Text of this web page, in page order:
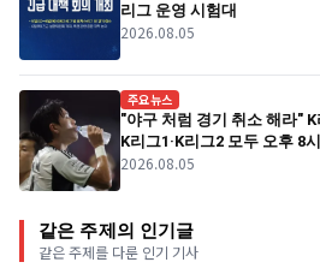
리그 운영 시험대
2026.08.05
주요뉴스
"야구 처럼 경기 취소 해라"
K리그1·K리그2 모두 오후 8
2026.08.05
같은 주제의 인기글
같은 주제를 다룬 인기 기사